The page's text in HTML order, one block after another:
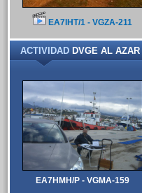
EA7IHT/1 - VGZA-211
ACTIVIDADDVGE AL AZAR
EA7HMH/P - VGMA-159